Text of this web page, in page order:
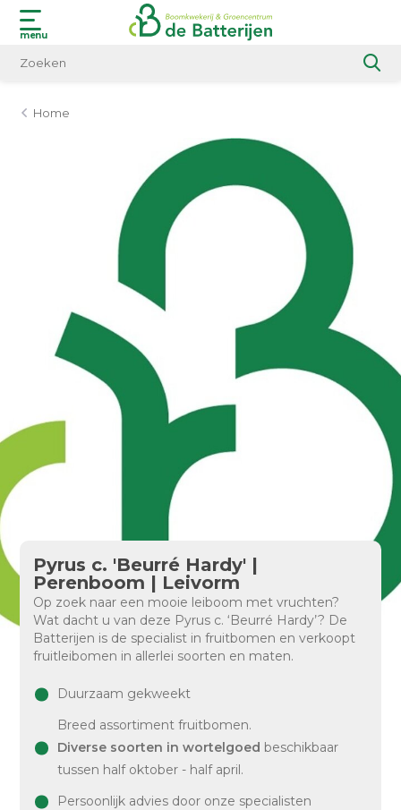
menu
Home
Pyrus c. 'Beurré Hardy' |
Perenboom | Leivorm
Op zoek naar een mooie leiboom met vruchten?
Wat dacht u van deze Pyrus c. ‘Beurré Hardy’? De
Batterijen is de specialist in fruitbomen en verkoopt
fruitleibomen in allerlei soorten en maten.
Duurzaam gekweekt
Breed assortiment fruitbomen.
Diverse soorten in wortelgoed beschikbaar
tussen half oktober - half april.
Persoonlijk advies door onze specialisten